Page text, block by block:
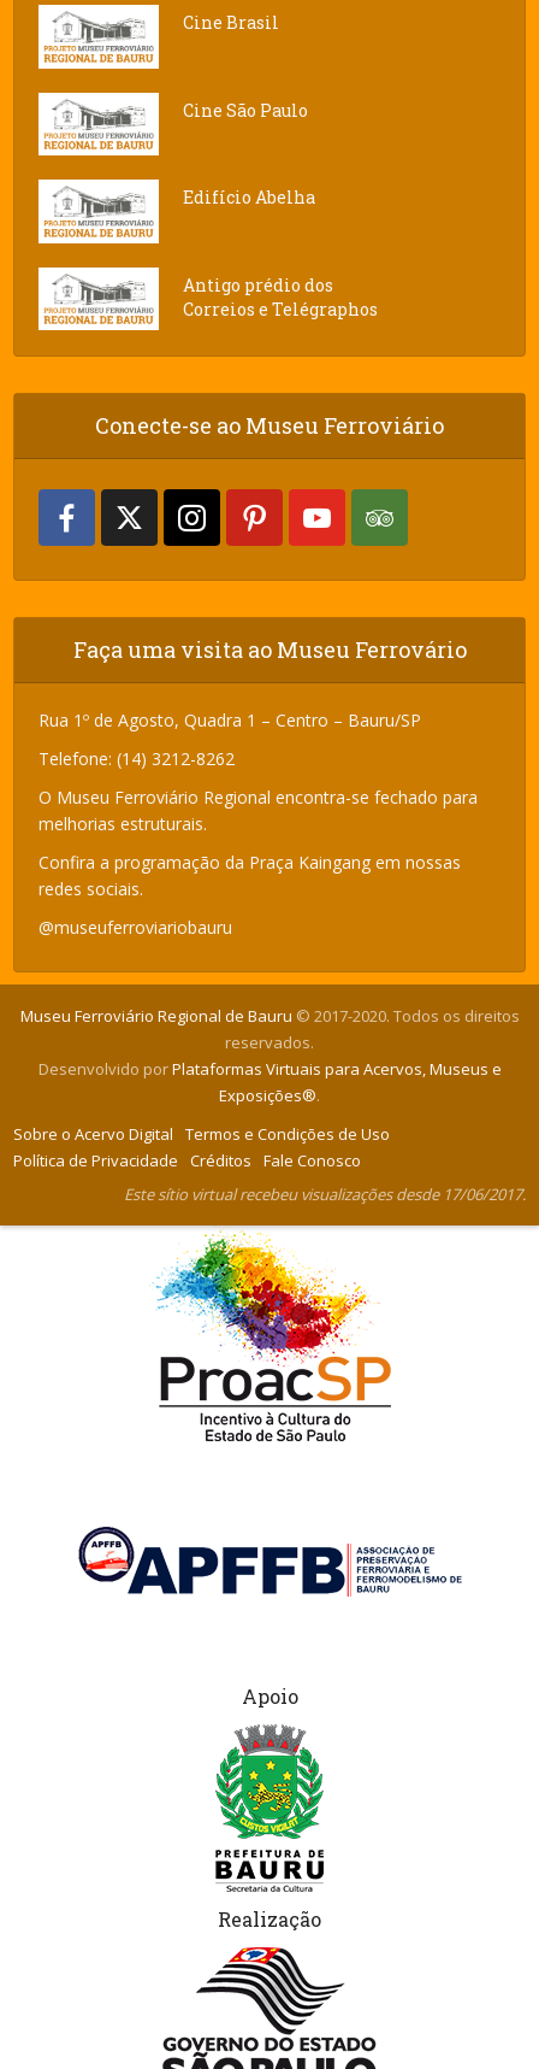
Cine Brasil
Cine São Paulo
Edifício Abelha
Antigo prédio dos
Correios e Telégraphos
Conecte-se ao Museu Ferroviário
Faça uma visita ao Museu Ferrovário
Rua 1º de Agosto, Quadra 1 – Centro – Bauru/SP
Telefone: (14) 3212-8262
O Museu Ferroviário Regional encontra-se fechado para
melhorias estruturais.
Confira a programação da Praça Kaingang em nossas
redes sociais.
@museuferroviariobauru
Museu Ferroviário Regional de Bauru © 2017-2020. Todos os direitos
reservados.
Desenvolvido porPlataformas Virtuais para Acervos, Museus e
Exposições®.
Sobre o Acervo Digital
Termos e Condições de Uso
Política de Privacidade
Créditos
Fale Conosco
Este sítio virtual recebeu visualizações desde 17/06/2017.
Apoio
Realização